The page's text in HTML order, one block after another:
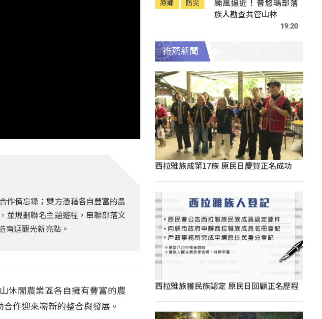
作備忘錄；雙方憑藉各自豐富的農
並規劃聯名主題遊程，串聯部落文
南迴觀光新亮點。
休閒農業區各自擁有豐富的農
作迎來嶄新的整合與發展。
原鄉 防災
族人勘查共管山林
19:20
推薦新聞
西拉雅族成第17族 原民日慶賀正名成功
西拉雅族獲民族認定 原民日回顧正名歷程